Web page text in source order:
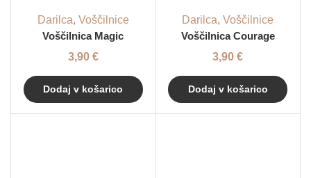
Darilca, Voščilnice
Voščilnica Magic
3,90 €
Dodaj v košarico
Darilca,Voščilnice
Voščilnica Courage
3,90€
Dodaj v košarico